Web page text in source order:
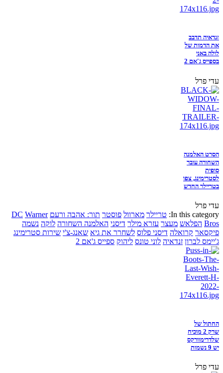
זנדאיה תדבב
את הדמות של
לולה באני
בספייס ג'אם 2
עדי פרל
הסרט האלמנה
השחורה עובר
סופית
לסטרימינג, צפו
בטריילר החדש
עדי פרל
In this category: טריילר מארוול פוסטר תור: אהבה ורעם DC Warner
Bros הפלאש מעצר עזרא מילר דיסני האלמנה השחורה לוקה נשמה
פיקסאר קרואלה דיסני פלוס לשחרר את גיא שאנג-צ'י שירות סטרימינג
ג'יימס לברון זנדאיה לוני טונס ליהוק ספייס ג'אם 2
החתול של
שרק 2 מוכיח
שלדרימוורקס
יש 9 נשמות
עדי פרל